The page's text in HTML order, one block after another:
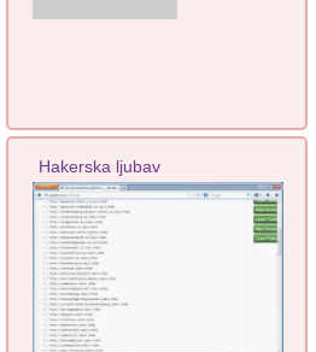
Hakerska ljubav